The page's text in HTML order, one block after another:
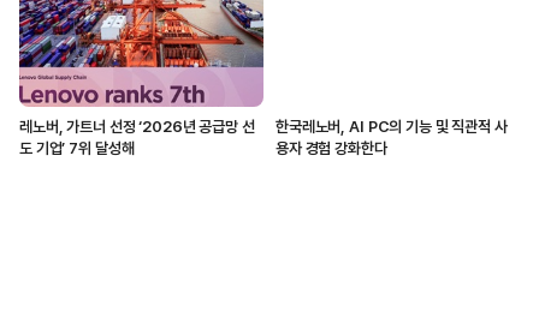
레노버, 가트너 선정 ‘2026년 공급망 선
도 기업’ 7위 달성해
한국레노버, AI PC의 기능 및 직관적 사
용자 경험 강화한다